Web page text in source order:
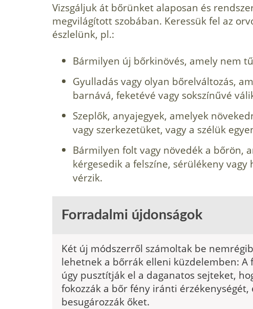
Vizsgáljuk át bőrünket alaposan és
megvilágított szobában. Keressük fel az
észlelünk, pl.:
Bármilyen új bőrkinövés, amely nem
Gyulladás vagy olyan bőrelváltozás,
barnává, feketévé vagy sokszínűvé
Szeplők, anyajegyek, amelyek
vagy szerkezetüket, vagy a szélük
Bármilyen folt vagy növedék a bőrön,
kérgesedik a felszíne, sérülékeny
vérzik.
Forradalmi újdonságok
Két új módszerről számoltak be
lehetnek a bőrrák elleni küzdelemben: A
úgy pusztítják el a daganatos sejteket,
fokozzák a bőr fény iránti
besugározzák őket.